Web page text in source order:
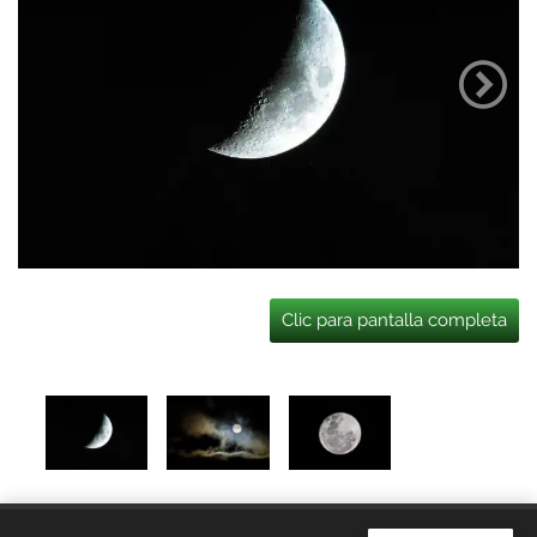
Clic para pantalla completa